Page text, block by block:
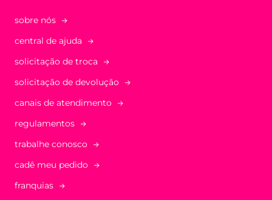
sobre nós
central de ajuda
solicitação de troca
solicitação de devolução
canais de atendimento
regulamentos
trabalhe conosco
cadê meu pedido
franquias